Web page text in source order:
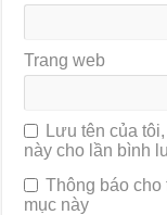
Trang web
Lưu tên của
này cho lần bình
Thông báo
mục này